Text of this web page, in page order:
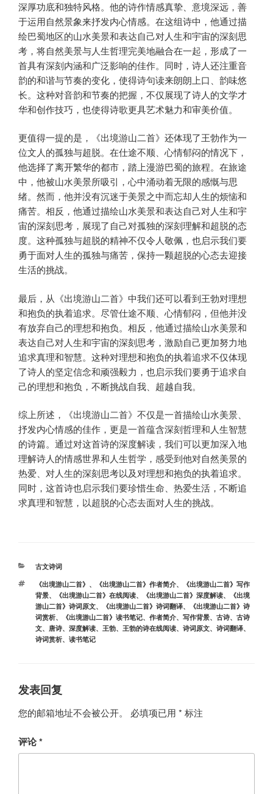
深厚功底和独特风格。他的诗作情感真挚、意境深远，善
于运用自然景象来抒发内心情感。在这组诗中，他通过描
绘巴蜀地区的山水美景和表达自己对人生和宇宙的深刻思
考，将自然美景与人生哲理完美地融合在一起，形成了一
首具有深刻内涵和广泛影响的佳作。同时，诗人还注重音
韵的和谐与节奏的变化，使得诗句读来朗朗上口、韵味悠
长。这种对音韵和节奏的把握，不仅展现了诗人的文学才
华和创作技巧，也使得诗歌更具艺术魅力和审美价值。
更值得一提的是，《出境游山二首》还体现了王勃作为一
位文人的孤独与超脱。在仕途不顺、心情郁闷的情况下，
他选择了离开繁华的都市，踏上漫游巴蜀的旅程。在旅途
中，他被山水美景所吸引，心中涌动着无限的感慨与思
绪。然而，他并没有沉迷于美景之中而忘却人生的烦恼和
痛苦。相反，他通过描绘山水美景和表达自己对人生和宇
宙的深刻思考，展现了自己对孤独的深刻理解和超脱的态
度。这种孤独与超脱的精神不仅令人敬佩，也启示我们要
勇于面对人生的孤独与痛苦，保持一颗超脱的心态去迎接
生活的挑战。
最后，从《出境游山二首》中我们还可以看到王勃对理想
和抱负的执着追求。尽管仕途不顺、心情郁闷，但他并没
有放弃自己的理想和抱负。相反，他通过描绘山水美景和
表达自己对人生和宇宙的深刻思考，激励自己更加努力地
追求真理和智慧。这种对理想和抱负的执着追求不仅体现
了诗人的坚定信念和顽强毅力，也启示我们要勇于追求自
己的理想和抱负，不断挑战自我、超越自我。
综上所述，《出境游山二首》不仅是一首描绘山水美景、
抒发内心情感的佳作，更是一首蕴含深刻哲理和人生智慧
的诗篇。通过对这首诗的深度解读，我们可以更加深入地
理解诗人的情感世界和人生哲学，感受到他对自然美景的
热爱、对人生的深刻思考以及对理想和抱负的执着追求。
同时，这首诗也启示我们要珍惜生命、热爱生活，不断追
求真理和智慧，以超脱的心态去面对人生的挑战。
分
古文诗词
标
签
《出境游山二首》 、 《出境游山二首》作者简介、
《出境游山二首》写作
背景、 《出境游山二首》在线阅读、 《出境游山二首》深度解读、
《出境
游山二首》诗词原文、 《出境游山二首》诗词翻译、
《出境游山二首》诗
词赏析、 《出境游山二首》读书笔记、 作者简介、 写作背景、 古诗、 古诗
文、 唐诗、 深度解读、 王勃、 王勃的诗在线阅读、 诗词原文、 诗词翻译、
诗词赏析、 读书笔记
发表回复
您的邮箱地址不会被公开。 必填项已用 * 标注
评论*